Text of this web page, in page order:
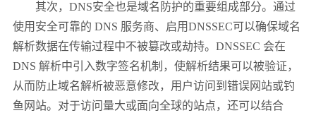
其次，DNS安全也是域名防护的重要组成部分。通过
使用安全可靠的 DNS 服务商、启用DNSSEC可以确保域名
解析数据在传输过程中不被篡改或劫持。DNSSEC 会在
DNS 解析中引入数字签名机制，使解析结果可以被验证，
从而防止域名解析被恶意修改，用户访问到错误网站或钓
鱼网站。对于访问量大或面向全球的站点，还可以结合